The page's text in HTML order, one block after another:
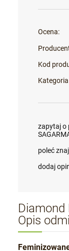
Ocena:
Kod
zapytaj o
poleć
dodaj
Diamond
Opis